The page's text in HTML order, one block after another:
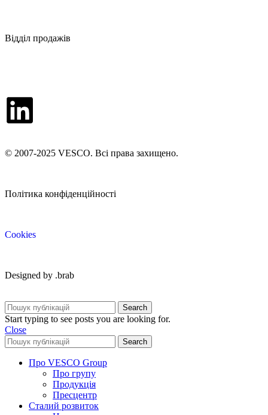
Відділ продажів
© 2007-2025 VESCO. Всі права захищено.
Політика конфіденційності
Cookies
Designed by .brab
Search
Start typing to see posts you are looking for.
Close
Search
Про VESCO Group
Про групу
Продукція
Пресцентр
Сталий розвиток